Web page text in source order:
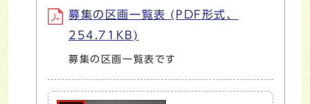
募集の区画一覧表 (PDF形式、
254.71KB)
募集の区画一覧表です